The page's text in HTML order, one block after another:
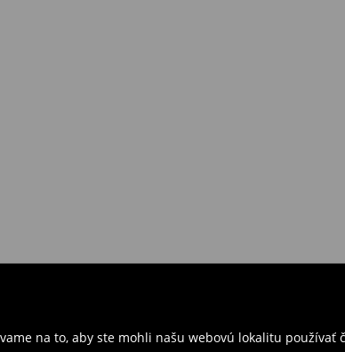
na to, aby ste mohli našu webovú lokalitu